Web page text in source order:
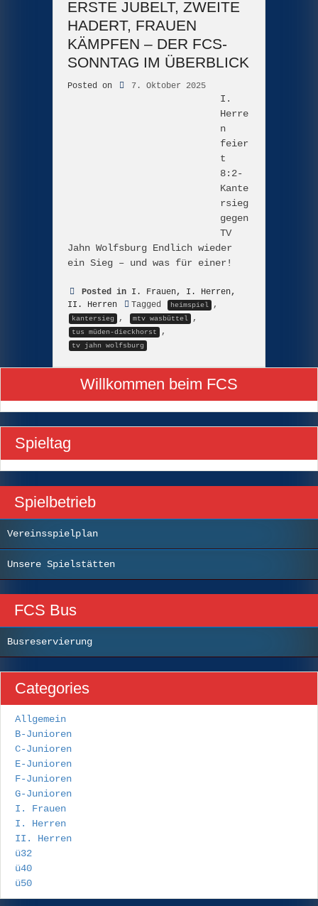
ERSTE JUBELT, ZWEITE
HADERT, FRAUEN
KÄMPFEN – DER FCS-
SONNTAG IM ÜBERBLICK
Posted on 7. Oktober 2025
I.
Herre
n
feier
t
8:2-
Kante
rsieg
gegen
TV
Jahn Wolfsburg Endlich wieder
ein Sieg – und was für einer!
Posted in I. Frauen, I. Herren,
II. Herren
Tagged heimspiel ,
kantersieg , mtv wasbüttel ,
tus müden-dieckhorst ,
tv jahn wolfsburg
Willkommen beim FCS
Spieltag
Spielbetrieb
Vereinsspielplan
Unsere Spielstätten
FCS Bus
Busreservierung
Categories
Allgemein
B-Junioren
C-Junioren
E-Junioren
F-Junioren
G-Junioren
I. Frauen
I. Herren
II. Herren
ü32
ü40
ü50